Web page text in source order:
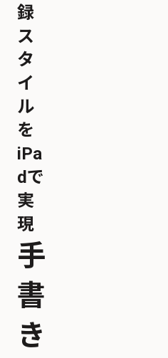
録
ス
タ
イ
ル
を
iPa
dで
実
現
手
書
き